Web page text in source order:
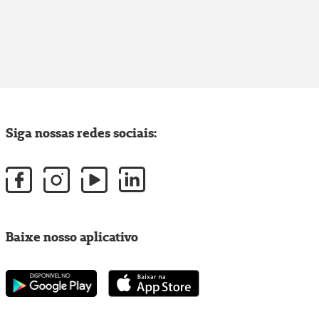
Siga nossas redes sociais:
Baixe nosso aplicativo